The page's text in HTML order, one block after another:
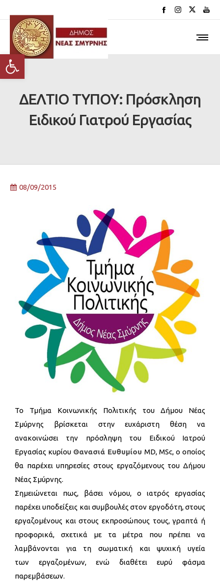
Ανοίξτε τη γραμμή εργαλείων
ΔΕΛΤΙΟ ΤΥΠΟΥ: Πρόσκληση
Ειδικού Γιατρού Εργασίας
08/09/2015
Το Τμήμα Κοινωνικής Πολιτικής του Δήμου Νέας
Σμύρνης βρίσκεται στην ευχάριστη θέση να
ανακοινώσει την πρόσληψη του Ειδικού Ιατρού
Εργασίας κυρίου Θανασιά Ευθυμίου MD, MSc, ο οποίος
θα παρέχει υπηρεσίες στους εργαζόμενους του Δήμου
Νέας Σμύρνης.
Σημειώνεται πως, βάσει νόμου, ο ιατρός εργασίας
παρέχει υποδείξεις και συμβουλές στον εργοδότη, στους
εργαζομένους και στους εκπροσώπους τους, γραπτά ή
προφορικά, σχετικά με τα μέτρα που πρέπει να
λαμβάνονται για τη σωματική και ψυχική υγεία
των εργαζομένων, ενώ διαθέτει ευρύ φάσμα
παρεμβάσεων.